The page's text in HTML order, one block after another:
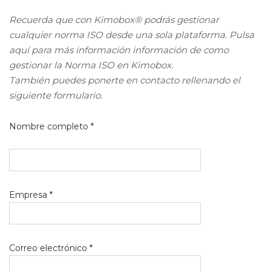
Recuerda que con Kimobox® podrás gestionar
cualquier norma ISO desde una sola plataforma. Pulsa
aquí para más información información de como
gestionar la Norma ISO en Kimobox.
También puedes ponerte en contacto rellenando el
siguiente formulario.
Nombre completo *
Empresa *
Correo electrónico *